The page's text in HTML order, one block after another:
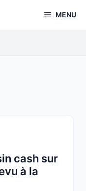
MENU
cash sur
à la